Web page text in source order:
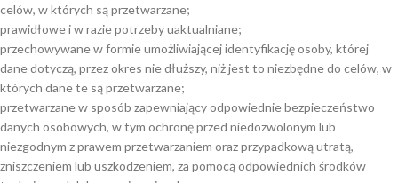
celów, w których są przetwarzane;
prawidłowe i w razie potrzeby uaktualniane;
przechowywane w formie umożliwiającej identyfikację osoby, której
dane dotyczą, przez okres nie dłuższy, niż jest to niezbędne do celów, w
których dane te są przetwarzane;
przetwarzane w sposób zapewniający odpowiednie bezpieczeństwo
danych osobowych, w tym ochronę przed niedozwolonym lub
niezgodnym z prawem przetwarzaniem oraz przypadkową utratą,
zniszczeniem lub uszkodzeniem, za pomocą odpowiednich środków